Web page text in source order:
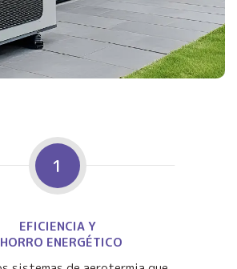
1
EFICIENCIA Y
ENERGÉTICO